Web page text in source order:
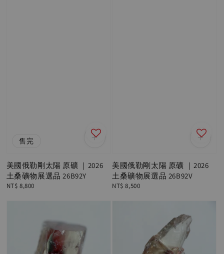
售完
美國俄勒剛太陽 原礦 ｜2026
土桑礦物展選品 26B92Y
Regular
NT$ 8,800
美國俄勒剛太陽 原礦 ｜2026
土桑礦物展選品 26B92V
Regular
NT$ 8,500